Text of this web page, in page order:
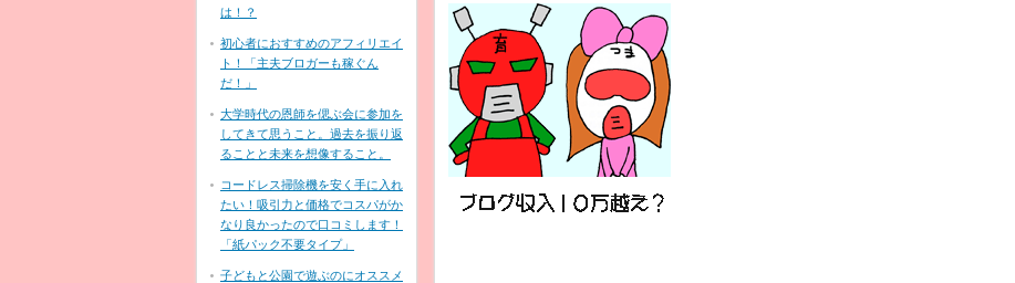
は！？
初心者におすすめのアフィリエイ
ト！「主夫ブロガーも稼ぐん
だ！」
大学時代の恩師を偲ぶ会に参加を
してきて思うこと。過去を振り返
ることと未来を想像すること。
コードレス掃除機を安く手に入れ
たい！吸引力と価格でコスパがか
なり良かったので口コミします！
「紙パック不要タイプ」
子どもと公園で遊ぶのにオススメ